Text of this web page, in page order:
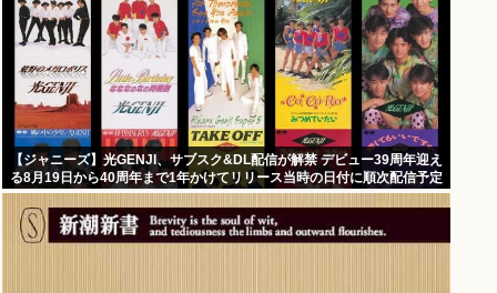
【ジャニーズ】光GENJI、サブスク&DL配信が解禁 デビュー39周年迎え
る8月19日から40周年まで1年かけてリリース当時の日付に順次配信予定